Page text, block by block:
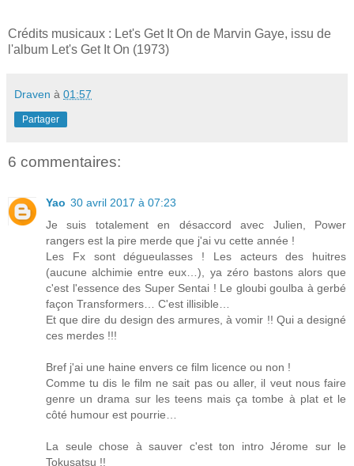
Crédits musicaux : Let's Get It On de Marvin Gaye, issu de
l'album Let's Get It On (1973)
Draven à 01:57
Partager
6 commentaires:
Yao 30 avril 2017 à 07:23
Je suis totalement en désaccord avec Julien, Power
rangers est la pire merde que j'ai vu cette année !
Les Fx sont dégueulasses ! Les acteurs des huitres
(aucune alchimie entre eux…), ya zéro bastons alors que
c'est l'essence des Super Sentai ! Le gloubi goulba à gerbé
façon Transformers… C'est illisible…
Et que dire du design des armures, à vomir !! Qui a designé
ces merdes !!!
Bref j'ai une haine envers ce film licence ou non !
Comme tu dis le film ne sait pas ou aller, il veut nous faire
genre un drama sur les teens mais ça tombe à plat et le
côté humour est pourrie…
La seule chose à sauver c'est ton intro Jérome sur le
Tokusatsu !!